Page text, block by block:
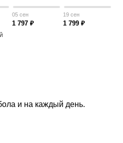
05 сен
1 797 ₽
19 сен
1 799 ₽
и на каждый день.